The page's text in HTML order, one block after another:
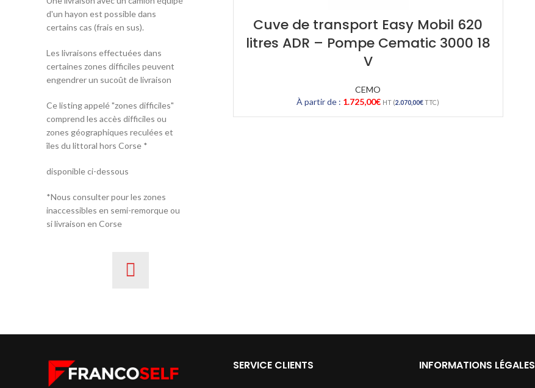
d'un hayon est possible dans
certains cas (frais en sus).
Les livraisons effectuées dans
certaines zones difficiles peuvent
engendrer un sucoût de livraison
Ce listing appelé "zones difficiles"
comprend les accès difficiles ou
zones géographiques reculées et
îles du littoral hors Corse *
disponible ci-dessous
*Nous consulter pour les zones
inaccessibles en semi-remorque ou
si livraison en Corse
Cuve de transport Easy Mobil 620
litres ADR – Pompe Cematic 3000 18
V
CEMO
À partir de : 1.725,00€ HT (2.070,00€TTC)
SERVICE CLIENTS INFORMATIONS LÉGALES